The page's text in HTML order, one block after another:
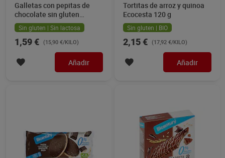
Galletas con pepitas de
chocolate sin gluten
Galleteca de Dia 100 g
Sin gluten | Sin lactosa
1,59 € (15,90 €/KILO)
Añadir
Tortitas de arroz y quinoa
Ecocesta 120 g
Sin gluten | BIO
2,15 € (17,92 €/KILO)
Añadir